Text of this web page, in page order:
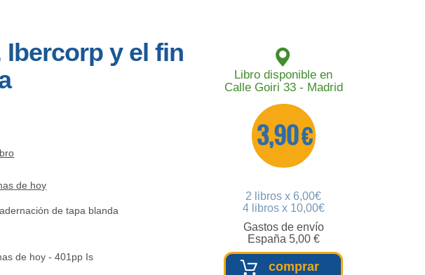
Ibercorp y el fin
de hoy
de tapa blanda
de hoy - 401pp Is
Libro disponible en
Calle Goiri 33 - Madrid
3,90 €
2 libros x 6,00€
4 libros x 10,00€
Gastos de envío
España 5,00 €
comprar